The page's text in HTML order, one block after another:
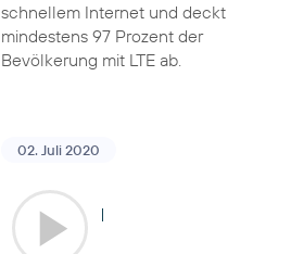
schnellem Internet und deckt
mindestens 97 Prozent der
Bevölkerung mit LTE ab.
02. Juli 2020